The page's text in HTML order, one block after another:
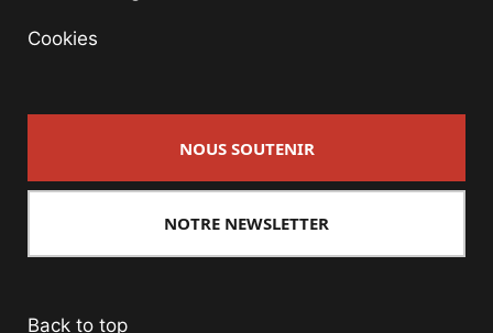
Cookies
NOUS SOUTENIR
NOTRE NEWSLETTER
Back to top